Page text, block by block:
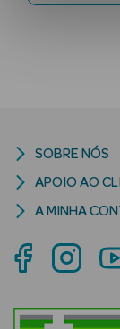
Solares
Rosto
Lábios
SOBRE NÓS
APOIO AO
A MINHA